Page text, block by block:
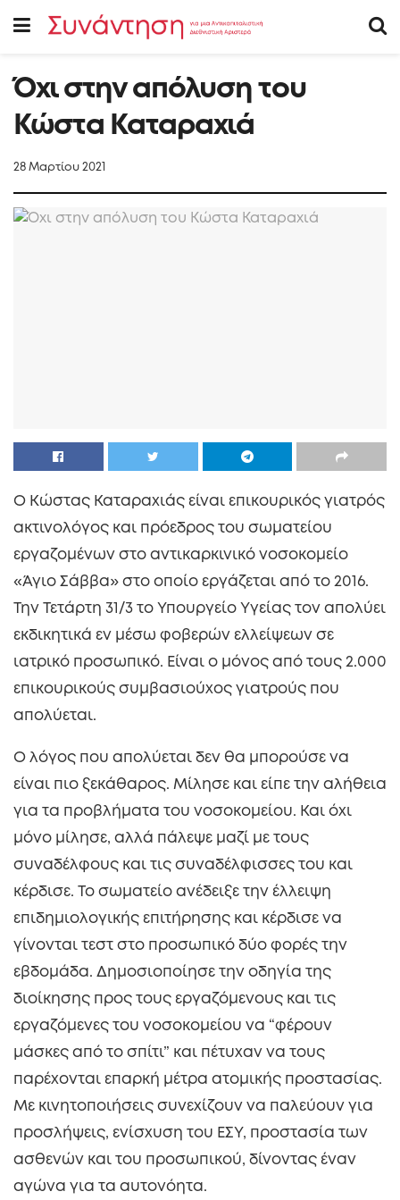
Όχι στην απόλυση του
Κώστα Καταραχιά
28 Μαρτίου 2021
Ο Κώστας Καταραχιάς είναι επικουρικός γιατρός
ακτινολόγος και πρόεδρος του σωματείου
εργαζομένων στο αντικαρκινικό νοσοκομείο
«Άγιο Σάββα» στο οποίο εργάζεται από το 2016.
Την Τετάρτη 31/3 το Υπουργείο Υγείας τον απολύει
εκδικητικά εν μέσω φοβερών ελλείψεων σε
ιατρικό προσωπικό. Είναι ο μόνος από τους 2.000
επικουρικούς συμβασιούχος γιατρούς που
απολύεται.
Ο λόγος που απολύεται δεν θα μπορούσε να
είναι πιο ξεκάθαρος. Μίλησε και είπε την αλήθεια
για τα προβλήματα του νοσοκομείου. Και όχι
μόνο μίλησε, αλλά πάλεψε μαζί με τους
συναδέλφους και τις συναδέλφισσες του και
κέρδισε. Το σωματείο ανέδειξε την έλλειψη
επιδημιολογικής επιτήρησης και κέρδισε να
γίνονται τεστ στο προσωπικό δύο φορές την
εβδομάδα. Δημοσιοποίησε την οδηγία της
διοίκησης προς τους εργαζόμενους και τις
εργαζόμενες του νοσοκομείου να “φέρουν
μάσκες από το σπίτι” και πέτυχαν να τους
παρέχονται επαρκή μέτρα ατομικής προστασίας.
Με κινητοποιήσεις συνεχίζουν να παλεύουν για
προσλήψεις, ενίσχυση του ΕΣΥ, προστασία των
ασθενών και του προσωπικού, δίνοντας έναν
αγώνα για τα αυτονόητα.